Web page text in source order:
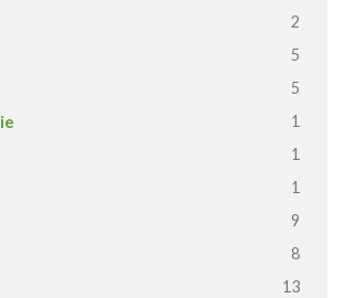
2
5
5
1
1
1
9
8
13